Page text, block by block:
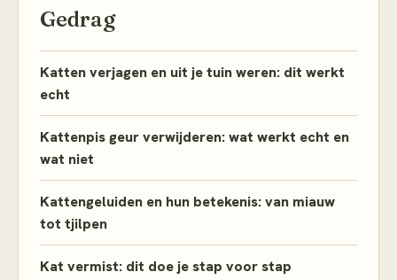
Gedrag
Katten verjagen en uit je tuin weren: dit werkt
echt
Kattenpis geur verwijderen: wat werkt echt en
wat niet
Kattengeluiden en hun betekenis: van miauw
tot tjilpen
Kat vermist: dit doe je stap voor stap